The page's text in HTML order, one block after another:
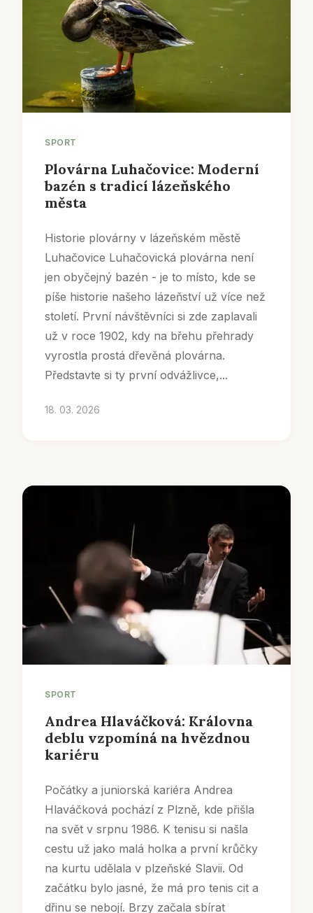
SPORT
Plovárna Luhačovice: Moderní
bazén s tradicí lázeňského
města
Historie plovárny v lázeňském městě
Luhačovice Luhačovická plovárna není
jen obyčejný bazén - je to místo, kde se
píše historie našeho lázeňství už více než
století. První návštěvníci si zde zaplavali
už v roce 1902, kdy na břehu přehrady
vyrostla prostá dřevěná plovárna.
Představte si ty první odvážlivce,...
18. 03. 2026
SPORT
Andrea Hlaváčková: Královna
deblu vzpomíná na hvězdnou
kariéru
Počátky a juniorská kariéra Andrea
Hlaváčková pochází z Plzně, kde přišla
na svět v srpnu 1986. K tenisu si našla
cestu už jako malá holka a první krůčky
na kurtu udělala v plzeňské Slavii. Od
začátku bylo jasné, že má pro tenis cit a
dřinu se nebojí. Brzy začala sbírat